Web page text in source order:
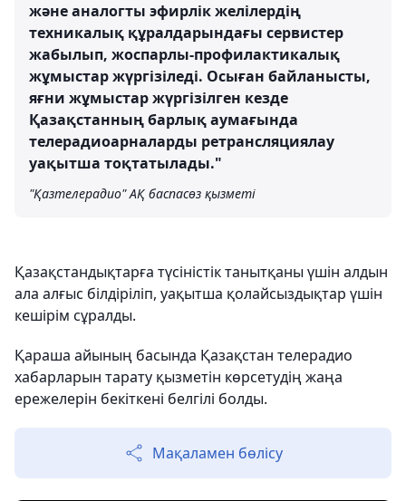
және аналогты эфирлік желілердің
техникалық құралдарындағы сервистер
жабылып, жоспарлы-профилактикалық
жұмыстар жүргізіледі. Осыған байланысты,
яғни жұмыстар жүргізілген кезде
Қазақстанның барлық аумағында
телерадиоарналарды ретрансляциялау
уақытша тоқтатылады."
"Қазтелерадио" АҚ баспасөз қызметі
Қазақстандықтарға түсіністік танытқаны үшін алдын
ала алғыс білдіріліп, уақытша қолайсыздықтар үшін
кешірім сұралды.
Қараша айының басында Қазақстан телерадио
хабарларын тарату қызметін көрсетудің жаңа
ережелерін бекіткені белгілі болды.
Мақаламен бөлісу